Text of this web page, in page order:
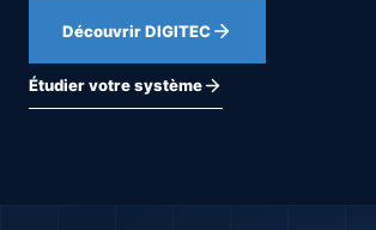
Découvrir DIGITEC
Étudier votre système